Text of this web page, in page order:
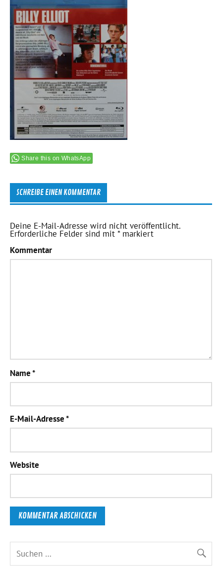
Share this on WhatsApp
SCHREIBE EINEN KOMMENTAR
Deine E-Mail-Adresse wird nicht veröffentlicht.
Erforderliche Felder sind mit*markiert
Kommentar
Name*
E-Mail-Adresse*
Website